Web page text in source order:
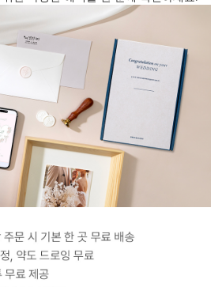
단 / 봉투120x180(mm)
니다.
하는 카드입니다. (변경 가능)